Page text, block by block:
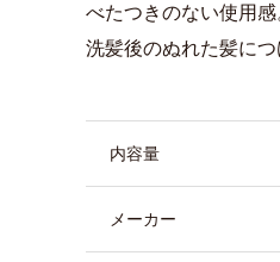
べたつきのない使用感
洗髪後のぬれた髪に
内容量
メーカー